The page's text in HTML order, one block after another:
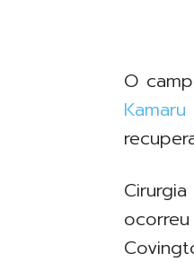
O
Kamaru